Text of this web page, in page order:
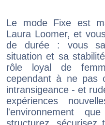
Le mode Fixe est
Laura Loomer, et
de durée : vous
situation et sa
rôle loyal de
cependant à ne pas
intransigeance - et
expériences
l'environnement